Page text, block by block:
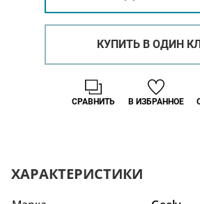
КУПИТЬ В ОДИН
В ИЗБРАННОЕ
СРАВНИТЬ
ХАРАКТЕРИСТИКИ